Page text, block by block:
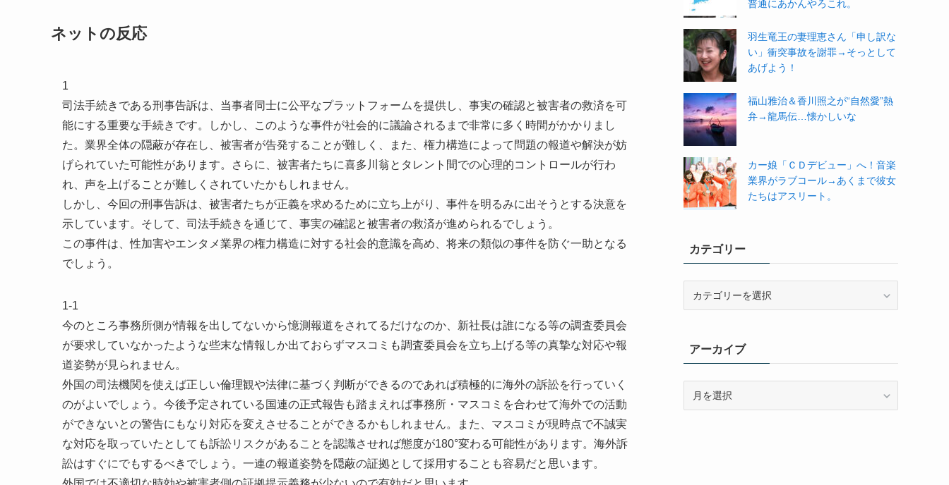
ネットの反応
1
司法手続きである刑事告訴は、当事者同士に公平なプラットフォームを提供し、事実の確認と被害者の救済を可
能にする重要な手続きです。しかし、このような事件が社会的に議論されるまで非常に多く時間がかかりまし
た。業界全体の隠蔽が存在し、被害者が告発することが難しく、また、権力構造によって問題の報道や解決が妨
げられていた可能性があります。さらに、被害者たちに喜多川翁とタレント間での心理的コントロールが行わ
れ、声を上げることが難しくされていたかもしれません。
しかし、今回の刑事告訴は、被害者たちが正義を求めるために立ち上がり、事件を明るみに出そうとする決意を
示しています。そして、司法手続きを通じて、事実の確認と被害者の救済が進められるでしょう。
この事件は、性加害やエンタメ業界の権力構造に対する社会的意識を高め、将来の類似の事件を防ぐ一助となる
でしょう。
1-1
今のところ事務所側が情報を出してないから憶測報道をされてるだけなのか、新社長は誰になる等の調査委員会
が要求していなかったような些末な情報しか出ておらずマスコミも調査委員会を立ち上げる等の真摯な対応や報
道姿勢が見られません。
外国の司法機関を使えば正しい倫理観や法律に基づく判断ができるのであれば積極的に海外の訴訟を行っていく
のがよいでしょう。今後予定されている国連の正式報告も踏まえれば事務所・マスコミを合わせて海外での活動
ができないとの警告にもなり対応を変えさせることができるかもしれません。また、マスコミが現時点で不誠実
な対応を取っていたとしても訴訟リスクがあることを認識させれば態度が180°変わる可能性があります。海外訴
訟はすぐにでもするべきでしょう。一連の報道姿勢を隠蔽の証拠として採用することも容易だと思います。
普通にあかんやろこれ。
羽生竜王の妻理恵さん「申し訳な
い」衝突事故を謝罪→そっとして
あげよう！
福山雅治＆香川照之が“自然愛”熱
弁→龍馬伝…懐かしいな
カー娘「ＣＤデビュー」へ！音楽
業界がラブコール→あくまで彼女
たちはアスリート。
カテゴリー
ーアーカイブ